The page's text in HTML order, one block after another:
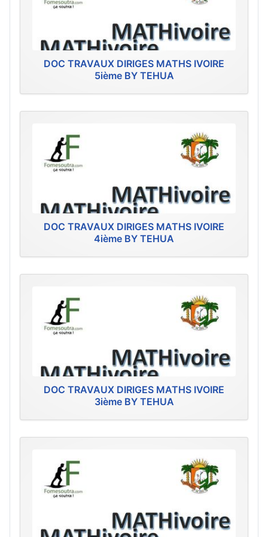
DOC TRAVAUX DIRIGES MATHS IVOIRE
5ième BY TEHUA
DOC TRAVAUX DIRIGES MATHS IVOIRE
4ième BY TEHUA
DOC TRAVAUX DIRIGES MATHS IVOIRE
3ième BY TEHUA